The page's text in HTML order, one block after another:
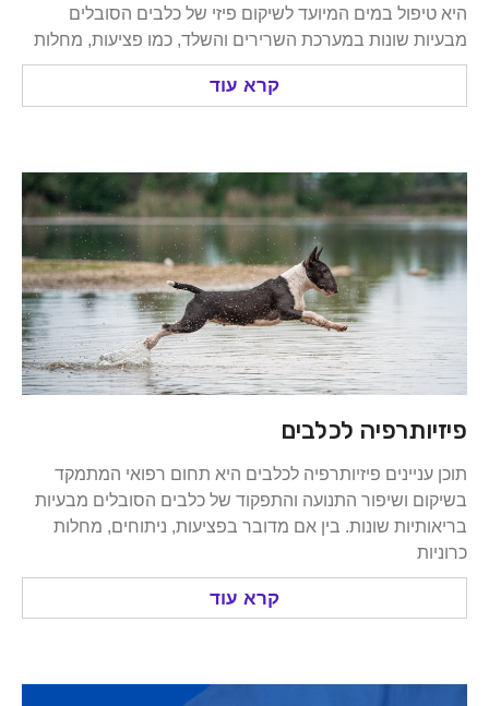
במים המיועד לשיקום פיזי של כלבים הסובלים
שונות במערכת השרירים והשלד, כמו פציעות, מחלות
קרא עוד
לכלבים
פיזיותרפיה לכלבים היא תחום רפואי המתמקד
ושיפור התנועה והתפקוד של כלבים הסובלים מבעיות
שונות. בין אם מדובר בפציעות, ניתוחים, מחלות
קרא עוד